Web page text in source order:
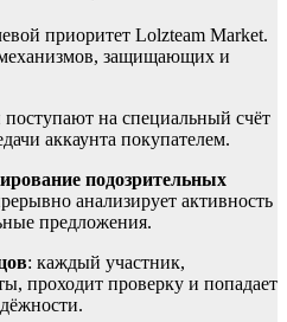
приоритет Lolzteam Market.
защищающих и
поступают на специальный счёт
аккаунта покупателем.
подозрительных
анализирует активность
предложения.
: каждый участник,
проходит проверку и попадает